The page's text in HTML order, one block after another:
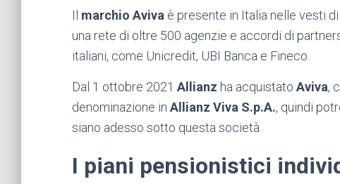
Il marchio Aviva è presente in Italia nelle vesti
una rete di oltre 500 agenzie e accordi di
italiani, come Unicredit, UBI Banca e Fineco.
Dal 1 ottobre 2021 Allianz ha acquistato Aviva,
denominazione in Allianz Viva S.p.A., quindi
siano adesso sotto questa società.
I piani pensionistici